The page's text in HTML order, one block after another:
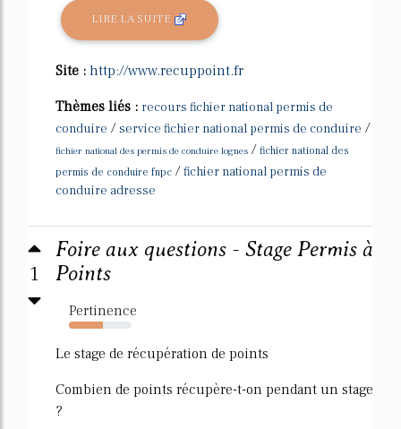
LIRE LA SUITE
Site : http://www.recuppoint.fr
Thèmes liés : recours fichier national permis de
conduire /service fichier national permis de conduire /
fichier national des permis de conduire lognes / fichier national des
permis de conduire fnpc /fichier national permis de
conduire adresse
1
Foire aux questions - Stage Permis à
Points
Pertinence
54%
Le stage de récupération de points
Combien de points récupère-t-on pendant un stage
?